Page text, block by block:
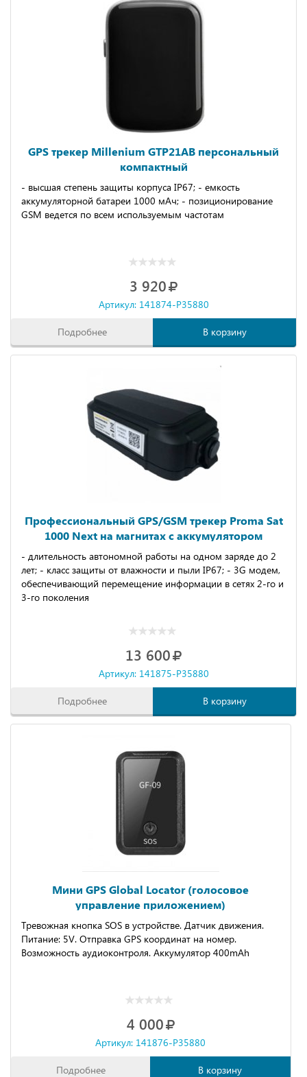
GPS трекер Millenium GTP21AB персональный
компактный
- высшая степень защиты корпуса IP67; - емкость
аккумуляторной батареи 1000 мАч; - позиционирование
GSM ведется по всем используемым частотам
3 920
Артикул: 141874-P35880
Подробнее В корзину
Профессиональный GPS/GSM трекер Proma Sat
1000 Next на магнитах с аккумулятором
- длительность автономной работы на одном заряде до 2
лет; - класс защиты от влажности и пыли IP67; - 3G модем,
обеспечивающий перемещение информации в сетях 2-го и
3-го поколения
13 600
Артикул: 141875-P35880
Подробнее В корзину
Мини GPS Global Locator (голосовое
управление приложением)
Тревожная кнопка SOS в устройстве. Датчик движения.
Питание: 5V. Отправка GPS координат на номер.
Возможность аудиоконтроля. Аккумулятор 400mAh
4 000
Артикул: 141876-P35880
Подробнее В корзину